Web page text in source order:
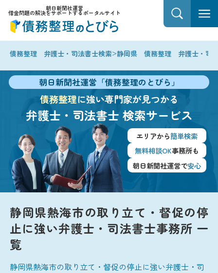
朝日新聞社運営
借金問題の解決をサポートするポータルサイト
債務整理 弁護士・司法書士検索>静岡県 債務整理 弁護士・司
朝日新聞社運営「債務整理のとびら」
債務整理に強い専門家が見つかる
弁護士・司法書士 検索サービス
エリアから簡単検索
無料相談OK事務所も
朝日新聞社運営で安心
静岡県熱海市の取り立て・督促の停
止に強い弁護士・司法書士事務所 一
覧
静岡県熱海市の取り立て・督促の停止に強い弁護士・司